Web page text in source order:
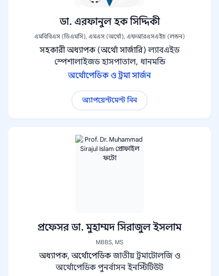
ডা. এরফানুল হক সিদ্দিকী
এমবিবিএস (ডিএমসি), এমএস (অর্থো), এফআরএসএইচ (লন্ডন)
সহকারী অধ্যাপক (অর্থো সার্জারি) ল্যাবএইড
স্পেশালাইজড হাসপাতাল, ধানমন্ডি
অর্থোপেডিক ও ট্রমা সার্জন
অ্যাপয়েন্টমেন্ট নিন
প্রফেসর ডা. মুহাম্মদ সিরাজুল ইসলাম
MBBS, MS
অধ্যাপক, অর্থোপেডিক জাতীয় ট্রমাটোলজি ও
অর্থোপেডিক পুনর্বাসন ইনস্টিটিউট